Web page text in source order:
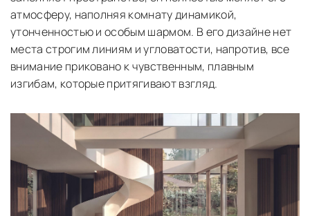
атмосферу, наполняя комнату динамикой,
утонченностью и особым шармом. В его дизайне нет
места строгим линиям и угловатости, напротив, все
внимание приковано к чувственным, плавным
изгибам, которые притягивают взгляд.